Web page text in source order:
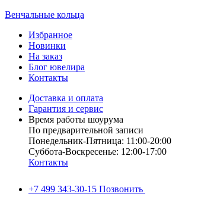
Венчальные кольца
Избранное
Новинки
На заказ
Блог ювелира
Контакты
Доставка и оплата
Гарантия и сервис
Время работы шоурума
По предварительной записи
Понедельник-Пятница: 11:00-20:00
Суббота-Bоcкресенье: 12:00-17:00
Контакты
+7 499 343-30-15 Позвонить